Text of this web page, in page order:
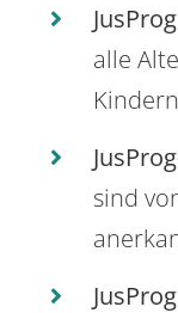
JusProg
alle
Kindern
sind
JusProg